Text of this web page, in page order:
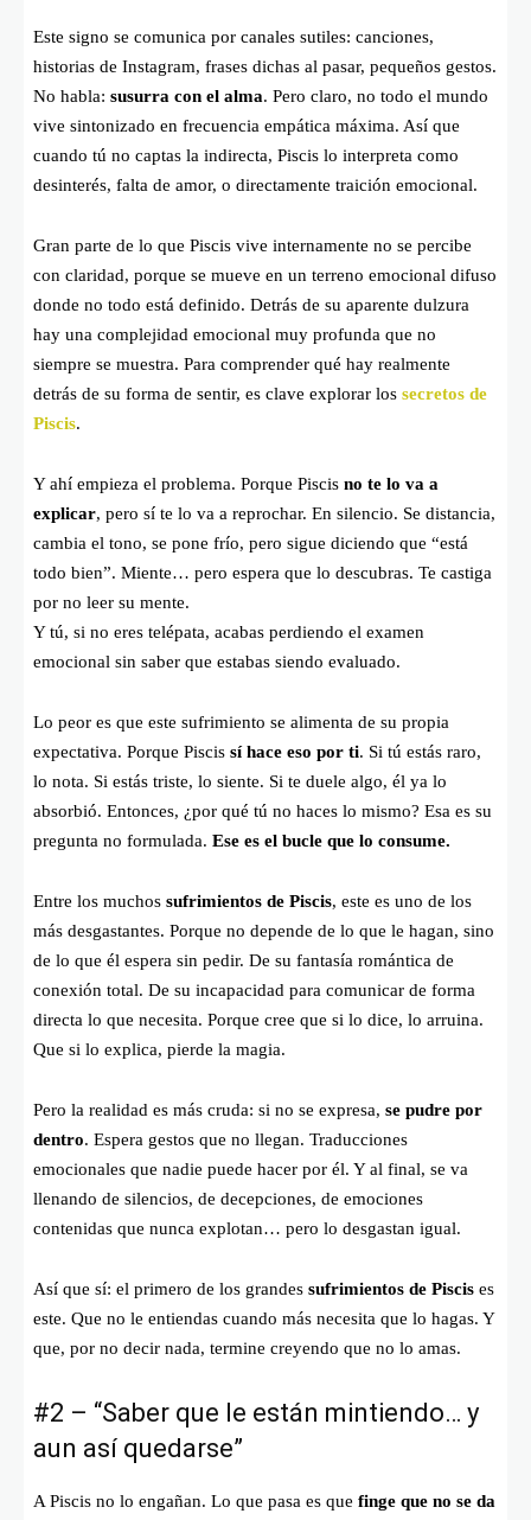
Este signo se comunica por canales sutiles: canciones,
historias de Instagram, frases dichas al pasar, pequeños gestos.
No habla: susurra con el alma. Pero claro, no todo el mundo
vive sintonizado en frecuencia empática máxima. Así que
cuando tú no captas la indirecta, Piscis lo interpreta como
desinterés, falta de amor, o directamente traición emocional.
Gran parte de lo que Piscis vive internamente no se percibe
con claridad, porque se mueve en un terreno emocional difuso
donde no todo está definido. Detrás de su aparente dulzura
hay una complejidad emocional muy profunda que no
siempre se muestra. Para comprender qué hay realmente
detrás de su forma de sentir, es clave explorar los secretos de
Piscis.
Y ahí empieza el problema. Porque Piscis no te lo va a
explicar, pero sí te lo va a reprochar. En silencio. Se distancia,
cambia el tono, se pone frío, pero sigue diciendo que “está
todo bien”. Miente… pero espera que lo descubras. Te castiga
por no leer su mente.
Y tú, si no eres telépata, acabas perdiendo el examen
emocional sin saber que estabas siendo evaluado.
Lo peor es que este sufrimiento se alimenta de su propia
expectativa. Porque Piscis sí hace eso por ti. Si tú estás raro,
lo nota. Si estás triste, lo siente. Si te duele algo, él ya lo
absorbió. Entonces, ¿por qué tú no haces lo mismo? Esa es su
pregunta no formulada. Ese es el bucle que lo consume.
Entre los muchos sufrimientos de Piscis, este es uno de los
más desgastantes. Porque no depende de lo que le hagan, sino
de lo que él espera sin pedir. De su fantasía romántica de
conexión total. De su incapacidad para comunicar de forma
directa lo que necesita. Porque cree que si lo dice, lo arruina.
Que si lo explica, pierde la magia.
Pero la realidad es más cruda: si no se expresa, se pudre por
dentro. Espera gestos que no llegan. Traducciones
emocionales que nadie puede hacer por él. Y al final, se va
llenando de silencios, de decepciones, de emociones
contenidas que nunca explotan… pero lo desgastan igual.
Así que sí: el primero de los grandes sufrimientos de Piscis es
este. Que no le entiendas cuando más necesita que lo hagas. Y
que, por no decir nada, termine creyendo que no lo amas.
#2 – “Saber que le están mintiendo… y
aun así quedarse”
A Piscis no lo engañan. Lo que pasa es que finge que no se da